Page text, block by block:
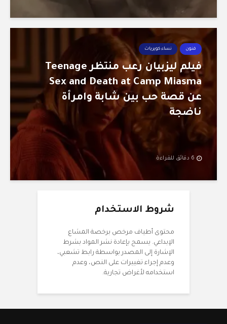
فنون نساء كويريات
فيلم ليزبيان رعب منتظر Teenage
Sex and Death at Camp Miasma
عن قصة حب بين شابة وامرأة
ناضجة
6 دقائق للقراءة
شروط الاستخدام
محتوى أطياف مرخص برخصة المشاع
الإبداعي. يسمح بإعادة نشر المواد بشرط
الإشارة إلى المصدر بواسطة رابط تشعبي،
وعدم إجراء تغييرات على النص، وعدم
استخدامه لأغراض تجارية.